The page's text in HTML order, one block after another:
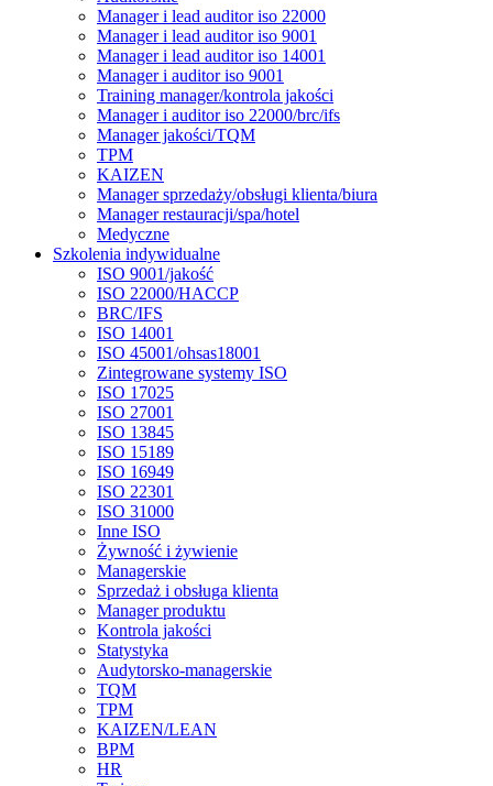
Manager i lead auditor iso 22000
Manager i lead auditor iso 9001
Manager i lead auditor iso 14001
Manager i auditor iso 9001
Training manager/kontrola jakości
Manager i auditor iso 22000/brc/ifs
Manager jakości/TQM
TPM
KAIZEN
Manager sprzedaży/obsługi klienta/biura
Manager restauracji/spa/hotel
Medyczne
Szkolenia indywidualne
ISO 9001/jakość
ISO 22000/HACCP
BRC/IFS
ISO 14001
ISO 45001/ohsas18001
Zintegrowane systemy ISO
ISO 17025
ISO 27001
ISO 13845
ISO 15189
ISO 16949
ISO 22301
ISO 31000
Inne ISO
Żywność i żywienie
Managerskie
Sprzedaż i obsługa klienta
Manager produktu
Kontrola jakości
Statystyka
Audytorsko-managerskie
TQM
TPM
KAIZEN/LEAN
BPM
HR